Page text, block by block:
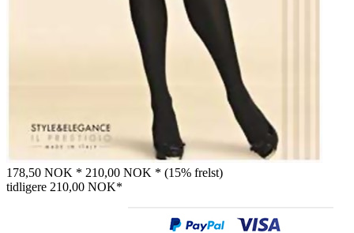
178,50 NOK * 210,00 NOK * (15% frelst)
tidligere 210,00 NOK*